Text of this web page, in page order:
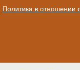
Политика в отношении